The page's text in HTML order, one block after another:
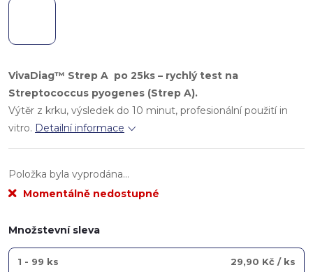
VivaDiag™ Strep A po 25ks – rychlý test na
Streptococcus pyogenes (Strep A).
Výtěr z krku, výsledek do 10 minut, profesionální použití in
vitro. Detailní informace
Položka byla vyprodána…
Momentálně nedostupné
Množstevní sleva
1 - 99 ks 29,90 Kč / ks